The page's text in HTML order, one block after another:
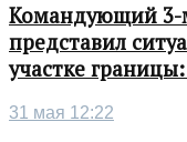
Командующий 3-
представил
участке
31 мая 12:22